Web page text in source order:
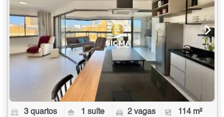
3 quartos 1 suíte 2 vagas 114 m²